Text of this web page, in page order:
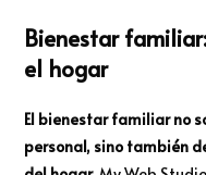
Bienestar
el hogar
El bienestar familiar no
personal, sino también